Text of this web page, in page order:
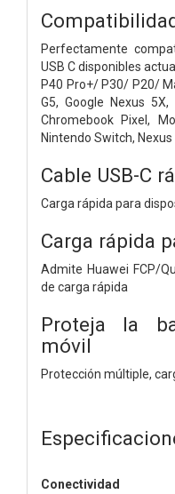
Perfectamente
USB C disponibles
P40 Pro+/ P30/ P20/
G5, Google Nexus 5X,
Chromebook Pixel,
Nintendo Switch,
Cable USB-C
Carga rápida para
Carga rápida
Admite Huawei FCP/
de carga rápida
Proteja la
móvil
Protección múltiple,
Conectividad